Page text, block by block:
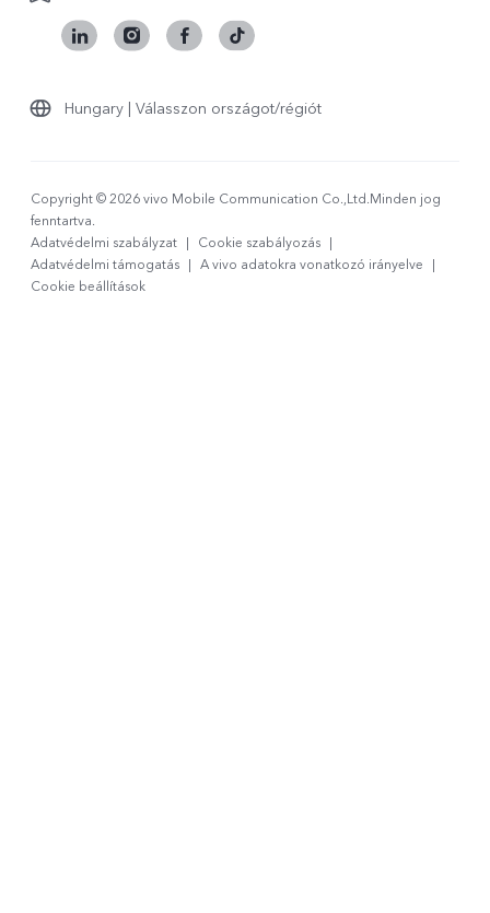
Hungary | Válasszon országot/régiót
Copyright © 2026 vivo Mobile Communication Co.,Ltd.Minden jog
fenntartva.
Adatvédelmi szabályzat | Cookie szabályozás |
Adatvédelmi támogatás | A vivo adatokra vonatkozó irányelve
|
Cookie beállítások